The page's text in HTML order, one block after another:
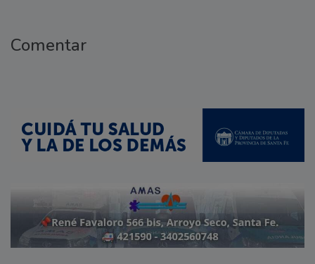
Comentar